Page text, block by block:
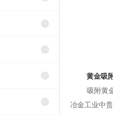
黄金吸
吸附黄金有
冶金工业中